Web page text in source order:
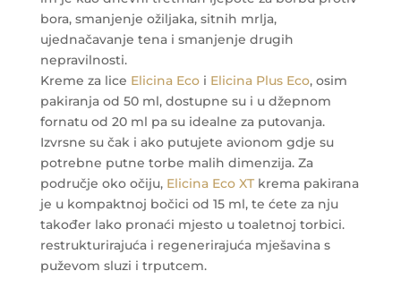
bora, smanjenje ožiljaka, sitnih mrlja,
ujednačavanje tena i smanjenje drugih
nepravilnosti.
Kreme za lice Elicina Ecoi Elicina Plus Eco, osim
pakiranja od 50 ml, dostupne su i u džepnom
fornatu od 20 ml pa su idealne za putovanja.
Izvrsne su čak i ako putujete avionom gdje su
potrebne putne torbe malih dimenzija. Za
područje oko očiju, Elicina Eco XTkrema pakirana
je u kompaktnoj bočici od 15 ml, te ćete za nju
također lako pronaći mjesto u toaletnoj torbici.
restrukturirajuća i regenerirajuća mješavina s
puževom sluzi i trputcem.